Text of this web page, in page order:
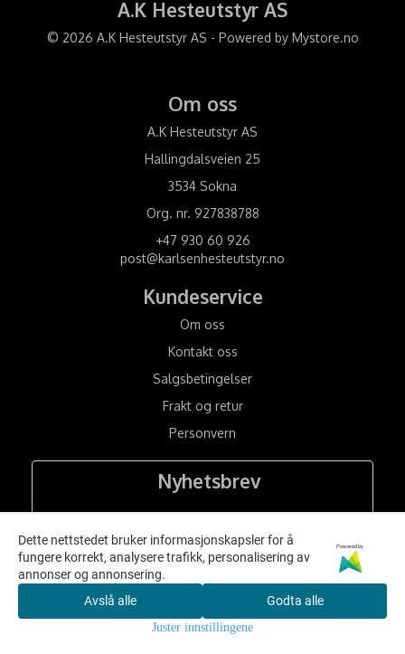
A.K Hesteutstyr AS
© 2026 A.K Hesteutstyr AS - Powered by Mystore.no
Om oss
A.K Hesteutstyr AS
Hallingdalsveien 25
3534 Sokna
Org. nr. 927838788
+47 930 60 926
post@karlsenhesteutstyr.no
Kundeservice
Om oss
Kontakt oss
Salgsbetingelser
Frakt og retur
Personvern
Nyhetsbrev
Meld meg på
Dette nettstedet bruker informasjonskapsler for å
fungere korrekt, analysere trafikk, personalisering av
annonser og annonsering.
Powered by
Avslå alle Godta alle
Juster innstillingene